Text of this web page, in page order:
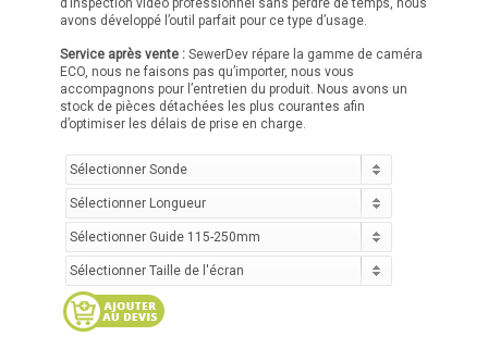
d’inspection vidéo professionnel sans perdre de temps, nous
avons développé l’outil parfait pour ce type d’usage.
Service après vente : SewerDev répare la gamme de caméra
ECO, nous ne faisons pas qu’importer, nous vous
accompagnons pour l’entretien du produit. Nous avons un
stock de pièces détachées les plus courantes afin
d’optimiser les délais de prise en charge.